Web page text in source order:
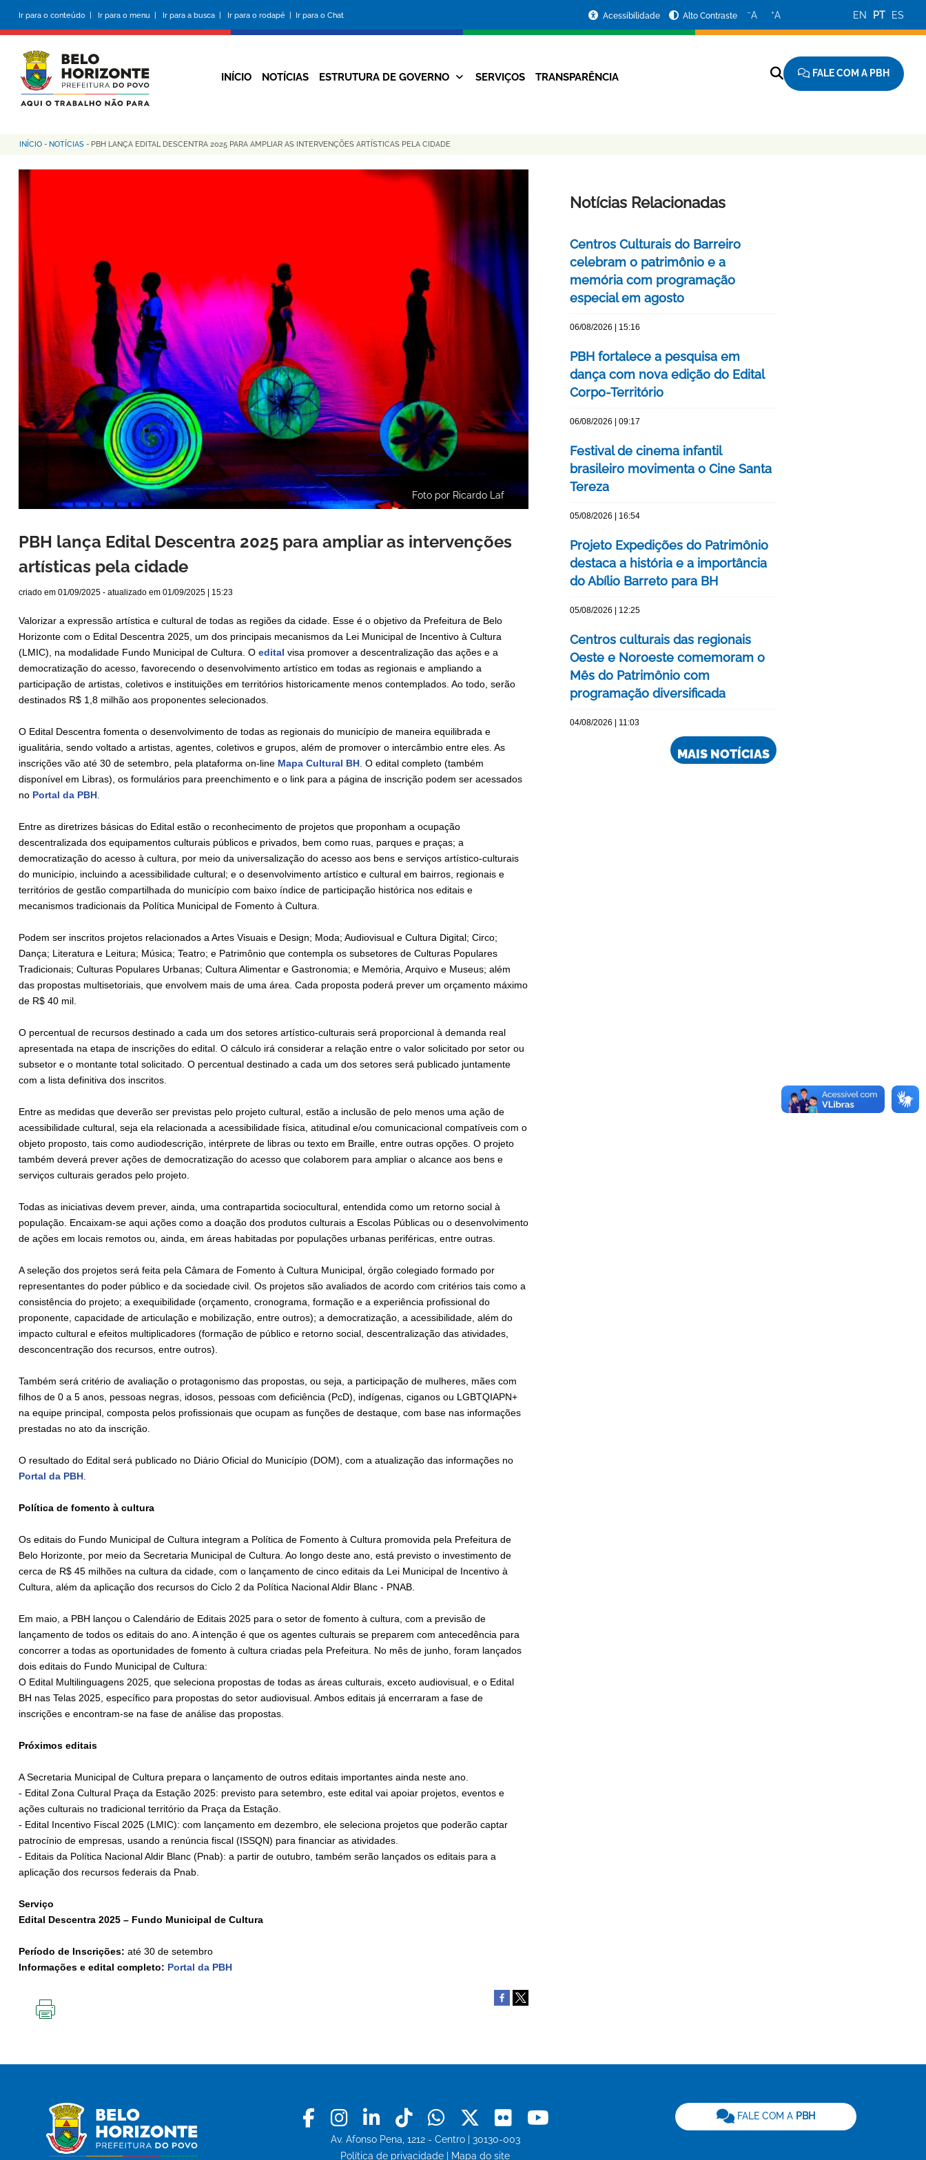
conteúdo
principal
Ir para o conteúdo | Ir para o menu | Ir para a busca | Ir para o rodapé | Ir para o Chat
da
Prefeitura
Acessibilidade Alto Contraste −A +A EN PT ES
Navegação
INÍCIO NOTÍCIAS ESTRUTURA DE GOVERNO SERVIÇOS TRANSPARÊNCIA FALE COM A PBH
Trilha
de
navegação
INÍCIO - NOTÍCIAS - PBH LANÇA EDITAL DESCENTRA 2025 PARA AMPLIAR AS INTERVENÇÕES ARTÍSTICAS PELA CIDADE
Foto por Ricardo Laf
PBH lança Edital Descentra 2025 para ampliar as intervenções
artísticas pela cidade
criado em 01/09/2025 - atualizado em 01/09/2025 | 15:23
Valorizar a expressão artística e cultural de todas as regiões da cidade. Esse é o objetivo da Prefeitura de Belo
Horizonte com o Edital Descentra 2025, um dos principais mecanismos da Lei Municipal de Incentivo à Cultura
(LMIC), na modalidade Fundo Municipal de Cultura. O edital visa promover a descentralização das ações e a
democratização do acesso, favorecendo o desenvolvimento artístico em todas as regionais e ampliando a
participação de artistas, coletivos e instituições em territórios historicamente menos contemplados. Ao todo, serão
destinados R$ 1,8 milhão aos proponentes selecionados.
O Edital Descentra fomenta o desenvolvimento de todas as regionais do município de maneira equilibrada e
igualitária, sendo voltado a artistas, agentes, coletivos e grupos, além de promover o intercâmbio entre eles. As
inscrições vão até 30 de setembro, pela plataforma on-line Mapa Cultural BH. O edital completo (também
disponível em Libras), os formulários para preenchimento e o link para a página de inscrição podem ser acessados
no Portal da PBH.
Entre as diretrizes básicas do Edital estão o reconhecimento de projetos que proponham a ocupação
descentralizada dos equipamentos culturais públicos e privados, bem como ruas, parques e praças; a
democratização do acesso à cultura, por meio da universalização do acesso aos bens e serviços artístico-culturais
do município, incluindo a acessibilidade cultural; e o desenvolvimento artístico e cultural em bairros, regionais e
territórios de gestão compartilhada do município com baixo índice de participação histórica nos editais e
mecanismos tradicionais da Política Municipal de Fomento à Cultura.
Podem ser inscritos projetos relacionados a Artes Visuais e Design; Moda; Audiovisual e Cultura Digital; Circo;
Dança; Literatura e Leitura; Música; Teatro; e Patrimônio que contempla os subsetores de Culturas Populares
Tradicionais; Culturas Populares Urbanas; Cultura Alimentar e Gastronomia; e Memória, Arquivo e Museus; além
das propostas multisetoriais, que envolvem mais de uma área. Cada proposta poderá prever um orçamento máximo
de R$ 40 mil.
O percentual de recursos destinado a cada um dos setores artístico-culturais será proporcional à demanda real
apresentada na etapa de inscrições do edital. O cálculo irá considerar a relação entre o valor solicitado por setor ou
subsetor e o montante total solicitado. O percentual destinado a cada um dos setores será publicado juntamente
com a lista definitiva dos inscritos.
Entre as medidas que deverão ser previstas pelo projeto cultural, estão a inclusão de pelo menos uma ação de
acessibilidade cultural, seja ela relacionada a acessibilidade física, atitudinal e/ou comunicacional compatíveis com o
objeto proposto, tais como audiodescrição, intérprete de libras ou texto em Braille, entre outras opções. O projeto
também deverá prever ações de democratização do acesso que colaborem para ampliar o alcance aos bens e
serviços culturais gerados pelo projeto.
Todas as iniciativas devem prever, ainda, uma contrapartida sociocultural, entendida como um retorno social à
população. Encaixam-se aqui ações como a doação dos produtos culturais a Escolas Públicas ou o desenvolvimento
de ações em locais remotos ou, ainda, em áreas habitadas por populações urbanas periféricas, entre outras.
A seleção dos projetos será feita pela Câmara de Fomento à Cultura Municipal, órgão colegiado formado por
representantes do poder público e da sociedade civil. Os projetos são avaliados de acordo com critérios tais como a
consistência do projeto; a exequibilidade (orçamento, cronograma, formação e a experiência profissional do
proponente, capacidade de articulação e mobilização, entre outros); a democratização, a acessibilidade, além do
impacto cultural e efeitos multiplicadores (formação de público e retorno social, descentralização das atividades,
desconcentração dos recursos, entre outros).
Também será critério de avaliação o protagonismo das propostas, ou seja, a participação de mulheres, mães com
filhos de 0 a 5 anos, pessoas negras, idosos, pessoas com deficiência (PcD), indígenas, ciganos ou LGBTQIAPN+
na equipe principal, composta pelos profissionais que ocupam as funções de destaque, com base nas informações
prestadas no ato da inscrição.
O resultado do Edital será publicado no Diário Oficial do Município (DOM), com a atualização das informações no
Portal da PBH.
Política de fomento à cultura
Os editais do Fundo Municipal de Cultura integram a Política de Fomento à Cultura promovida pela Prefeitura de
Belo Horizonte, por meio da Secretaria Municipal de Cultura. Ao longo deste ano, está previsto o investimento de
cerca de R$ 45 milhões na cultura da cidade, com o lançamento de cinco editais da Lei Municipal de Incentivo à
Cultura, além da aplicação dos recursos do Ciclo 2 da Política Nacional Aldir Blanc - PNAB.
Em maio, a PBH lançou o Calendário de Editais 2025 para o setor de fomento à cultura, com a previsão de
lançamento de todos os editais do ano. A intenção é que os agentes culturais se preparem com antecedência para
concorrer a todas as oportunidades de fomento à cultura criadas pela Prefeitura. No mês de junho, foram lançados
dois editais do Fundo Municipal de Cultura:
O Edital Multilinguagens 2025, que seleciona propostas de todas as áreas culturais, exceto audiovisual, e o Edital
BH nas Telas 2025, específico para propostas do setor audiovisual. Ambos editais já encerraram a fase de
inscrições e encontram-se na fase de análise das propostas.
Próximos editais
A Secretaria Municipal de Cultura prepara o lançamento de outros editais importantes ainda neste ano.
- Edital Zona Cultural Praça da Estação 2025: previsto para setembro, este edital vai apoiar projetos, eventos e
ações culturais no tradicional território da Praça da Estação.
- Edital Incentivo Fiscal 2025 (LMIC): com lançamento em dezembro, ele seleciona projetos que poderão captar
patrocínio de empresas, usando a renúncia fiscal (ISSQN) para financiar as atividades.
- Editais da Política Nacional Aldir Blanc (Pnab): a partir de outubro, também serão lançados os editais para a
aplicação dos recursos federais da Pnab.
Serviço
Edital Descentra 2025 – Fundo Municipal de Cultura
Período de Inscrições: até 30 de setembro
Informações e edital completo: Portal da PBH
Notícias Relacionadas
Centros Culturais do Barreiro
celebram o patrimônio e a
memória com programação
especial em agosto
06/08/2026 | 15:16
PBH fortalece a pesquisa em
dança com nova edição do Edital
Corpo-Território
06/08/2026 | 09:17
Festival de cinema infantil
brasileiro movimenta o Cine Santa
Tereza
05/08/2026 | 16:54
Projeto Expedições do Patrimônio
destaca a história e a importância
do Abílio Barreto para BH
05/08/2026 | 12:25
Centros culturais das regionais
Oeste e Noroeste comemoram o
Mês do Patrimônio com
programação diversificada
04/08/2026 | 11:03
MAIS NOTÍCIAS
Facebook
Instagram
LinkedinTiktokWhatsapp
X Flickr
Av. Afonso Pena, 1212 - Centro | 30130-003
Política de privacidade
Mapa do site
FALE COM A PBH